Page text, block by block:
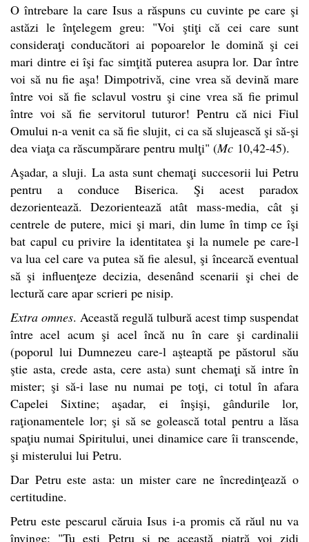
O întrebare la care Isus a răspuns cu cuvinte pe care şi
astăzi le înţelegem greu: "Voi ştiţi că cei care sunt
consideraţi conducători ai popoarelor le domină şi cei
mari dintre ei îşi fac simţită puterea asupra lor. Dar între
voi să nu fie aşa! Dimpotrivă, cine vrea să devină mare
între voi să fie sclavul vostru şi cine vrea să fie primul
între voi să fie servitorul tuturor! Pentru că nici Fiul
Omului n-a venit ca să fie slujit, ci ca să slujească şi să-şi
dea viaţa ca răscumpărare pentru mulţi" (Mc 10,42-45).
Aşadar, a sluji. La asta sunt chemaţi succesorii lui Petru
pentru a conduce Biserica. Şi acest paradox
dezorientează. Dezorientează atât mass-media, cât şi
centrele de putere, mici şi mari, din lume în timp ce îşi
bat capul cu privire la identitatea şi la numele pe care-l
va lua cel care va putea să fie alesul, şi încearcă eventual
să şi influenţeze decizia, desenând scenarii şi chei de
lectură care apar scrieri pe nisip.
Extra omnes. Această regulă tulbură acest timp suspendat
între acel acum şi acel încă nu în care şi cardinalii
(poporul lui Dumnezeu care-l aşteaptă pe păstorul său
ştie asta, crede asta, cere asta) sunt chemaţi să intre în
mister; şi să-i lase nu numai pe toţi, ci totul în afara
Capelei Sixtine; aşadar, ei înşişi, gândurile lor,
raţionamentele lor; şi să se golească total pentru a lăsa
spaţiu numai Spiritului, unei dinamice care îi transcende,
şi misterului lui Petru.
Dar Petru este asta: un mister care ne încredinţează o
certitudine.
Petru este pescarul căruia Isus i-a promis că răul nu va
învinge: "Tu eşti Petru şi pe această piatră voi zidi